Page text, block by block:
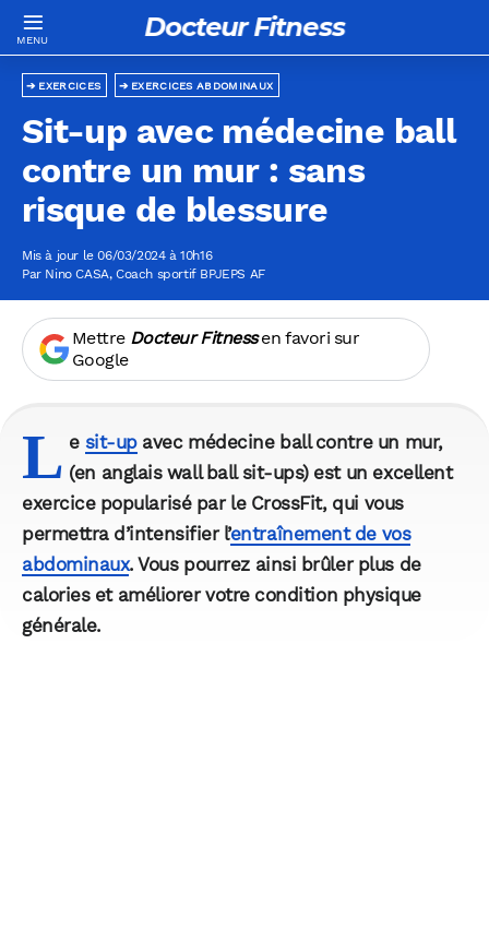
Docteur Fitness
EXERCICES ABDOMINAUX
EXERCICES
Sit-up avec médecine ball
contre un mur : sans
risque de blessure
Mis à jour le 06/03/2024 à 10h16
Par Nino CASA, Coach sportif BPJEPS AF
Mettre Docteur Fitnessen favori sur
Google
L e sit-upavec médecine ball contre un mur,
(en anglais wall ball sit-ups) est un excellent
exercice popularisé par le CrossFit, qui vous
permettra d’intensifier l’entraînement de vos
abdominaux. Vous pourrez ainsi brûler plus de
calories et améliorer votre condition physique
générale.